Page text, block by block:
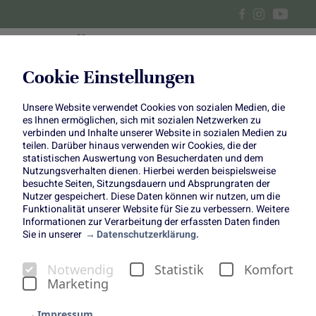
Cookie Einstellungen
Unsere Website verwendet Cookies von sozialen Medien, die
es Ihnen ermöglichen, sich mit sozialen Netzwerken zu
verbinden und Inhalte unserer Website in sozialen Medien zu
teilen. Darüber hinaus verwenden wir Cookies, die der
statistischen Auswertung von Besucherdaten und dem
Nutzungsverhalten dienen. Hierbei werden beispielsweise
besuchte Seiten, Sitzungsdauern und Absprungraten der
Nutzer gespeichert. Diese Daten können wir nutzen, um die
Funktionalität unserer Website für Sie zu verbessern. Weitere
Informationen zur Verarbeitung der erfassten Daten finden
Sie in unserer
Datenschutzerklärung.
Notwendig Statistik
Komfort
Marketing
Radieschentarte und Mini-
Spargelpizzen
saisonalem Gemüse
Seit April können wir beide Gemüsesorten endlich wieder